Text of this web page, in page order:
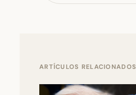
ARTÍCULOS RELACIONADOS